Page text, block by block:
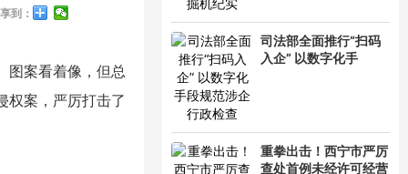
司法部全面推行“扫码
入企” 以数字化手
重拳出击！西宁市严厉
查处首例未经许可经营
到：
案看着像，但总
权案，严厉打击了